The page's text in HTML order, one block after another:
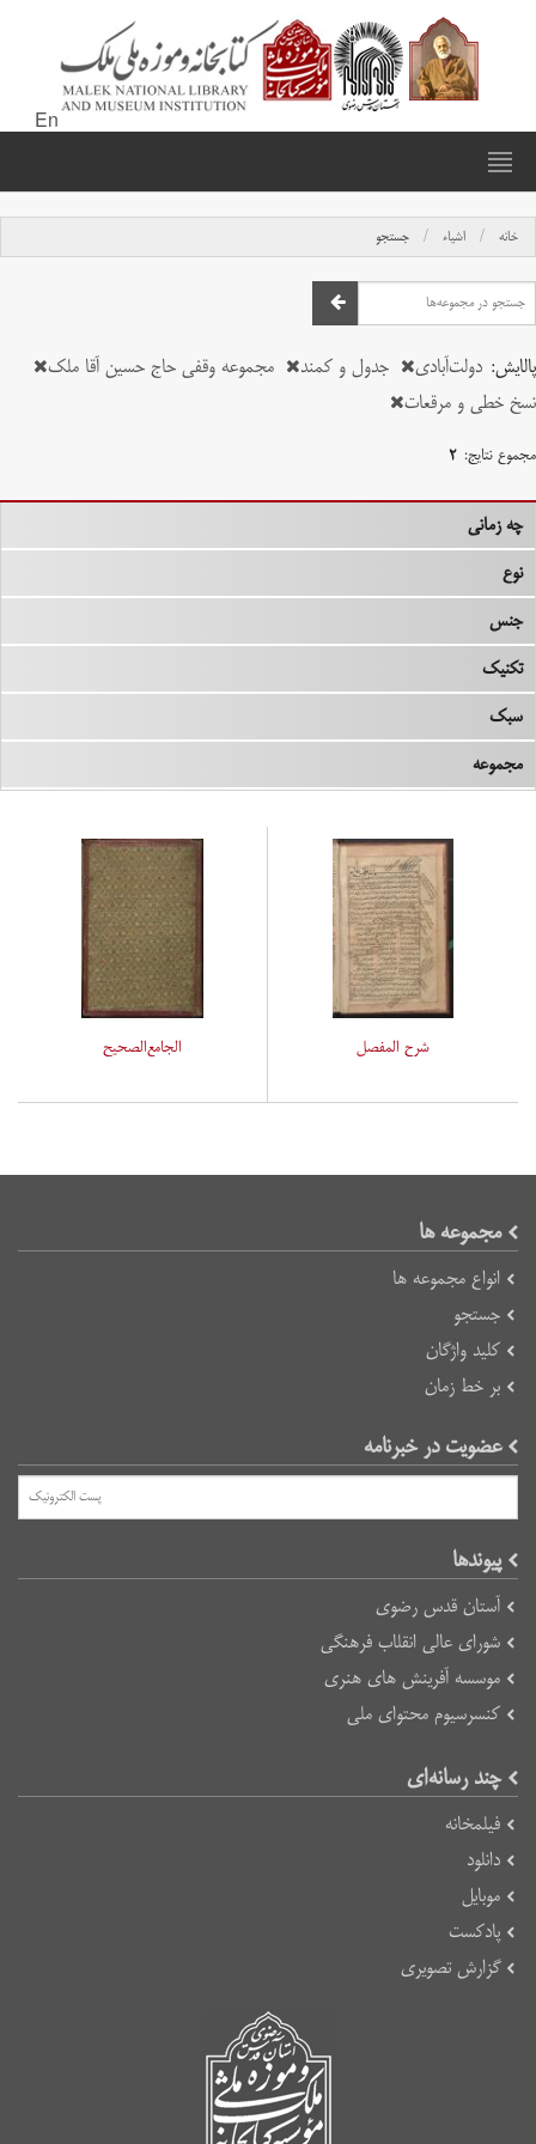
En
خانه اشیاء جستجو
پالایش: دولت‌آبادی جدول و کمند
مجموعه وقفی حاج حسین آقا ملک
نسخ خطی و مرقعات
مجموع نتایج: ۲
چه زمانی
نوع
جنس
تکنیک
سبک
مجموعه
شرح المفصل الجامع‌الصحیح
مجموعه ها
انواع مجموعه ها
جستجو
کلید واژگان
بر خط زمان
عضویت در خبرنامه
پیوند‌ها
آستان قدس رضوی
شورای عالی انقلاب فرهنگی
موسسه آفرینش های هنری
کنسرسیوم محتوای ملی
چند رسانه‌ای
فیلمخانه
دانلود
موبایل
پادکست
گزارش تصویری